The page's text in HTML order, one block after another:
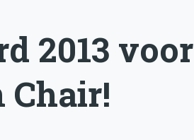
2013 voor
Chair!